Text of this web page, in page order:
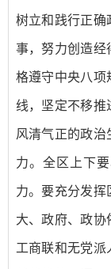
树立和践行正确
事，努力创造经
格遵守中央八项
线，坚定不移推
风清气正的政
力。全区上下
力。要充分发挥
大、政府、政协
工商联和无党派